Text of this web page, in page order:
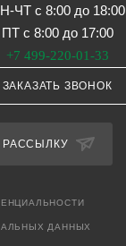
ЧТ с 8:00 до 18:00
ПТ с 8:00 до 17:00
+7 499-220-01-33
ЗАКАЗАТЬ ЗВОНОК
РАССЫЛКУ
ДАННЫХ